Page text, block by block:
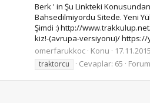
Berk ' in Şu Linkteki
Bahsedilmiyordu Sitede. Yeni
Şimdi :) http://
kiz!-(avrupa-versiyonu)/ https://
omerfarukkoc Konu 17.11.2015
traktorcu
Cevaplar: 65